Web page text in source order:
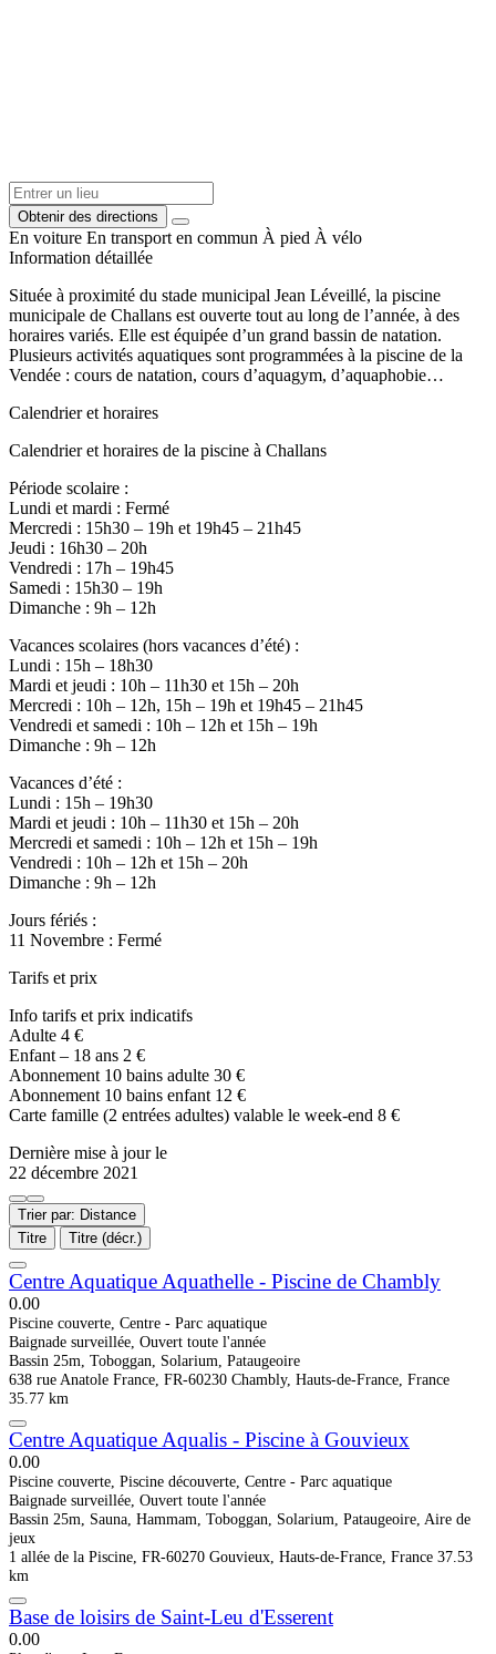
Obtenir des directions
En voiture En transport en commun À pied À vélo
Information détaillée
Située à proximité du stade municipal Jean Léveillé, la piscine
municipale de Challans est ouverte tout au long de l’année, à des
horaires variés. Elle est équipée d’un grand bassin de natation.
Plusieurs activités aquatiques sont programmées à la piscine de la
Vendée : cours de natation, cours d’aquagym, d’aquaphobie…
Calendrier et horaires
Calendrier et horaires de la piscine à Challans
Période scolaire :
Lundi et mardi : Fermé
Mercredi : 15h30 – 19h et 19h45 – 21h45
Jeudi : 16h30 – 20h
Vendredi : 17h – 19h45
Samedi : 15h30 – 19h
Dimanche : 9h – 12h
Vacances scolaires (hors vacances d’été) :
Lundi : 15h – 18h30
Mardi et jeudi : 10h – 11h30 et 15h – 20h
Mercredi : 10h – 12h, 15h – 19h et 19h45 – 21h45
Vendredi et samedi : 10h – 12h et 15h – 19h
Dimanche : 9h – 12h
Vacances d’été :
Lundi : 15h – 19h30
Mardi et jeudi : 10h – 11h30 et 15h – 20h
Mercredi et samedi : 10h – 12h et 15h – 19h
Vendredi : 10h – 12h et 15h – 20h
Dimanche : 9h – 12h
Jours fériés :
11 Novembre : Fermé
Tarifs et prix
Info tarifs et prix indicatifs
Adulte 4 €
Enfant – 18 ans 2 €
Abonnement 10 bains adulte 30 €
Abonnement 10 bains enfant 12 €
Carte famille (2 entrées adultes) valable le week-end 8 €
Dernière mise à jour le
22 décembre 2021
Trier par: Distance
Titre
Titre (décr.)
Centre Aquatique Aquathelle - Piscine de Chambly
0.00
Piscine couverte, Centre - Parc aquatique
Baignade surveillée, Ouvert toute l'année
Bassin 25m, Toboggan, Solarium, Pataugeoire
638 rue Anatole France, FR-60230 Chambly, Hauts-de-France, France
35.77 km
Centre Aquatique Aqualis - Piscine à Gouvieux
0.00
Piscine couverte, Piscine découverte, Centre - Parc aquatique
Baignade surveillée, Ouvert toute l'année
Bassin 25m, Sauna, Hammam, Toboggan, Solarium, Pataugeoire, Aire de
jeux
1 allée de la Piscine, FR-60270 Gouvieux, Hauts-de-France, France 37.53
km
Base de loisirs de Saint-Leu d'Esserent
0.00